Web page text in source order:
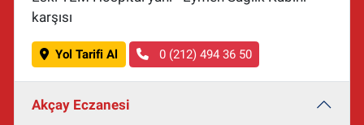
karşısı
Yol Tarifi Al 0 (212) 494 36 50
Akçay Eczanesi